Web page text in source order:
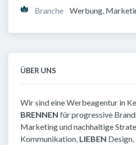
Branche
Werbung,
ÜBER UNS
Wir sind eine Werbeagentur in
BRENNEN für progressive
Marketing und nachhaltige
Kommunikation, LIEBEN Design,